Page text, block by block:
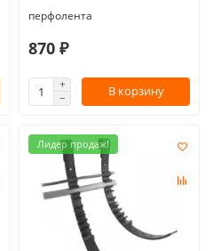
перфолента
870 ₽
В корзину
Лидер продаж!